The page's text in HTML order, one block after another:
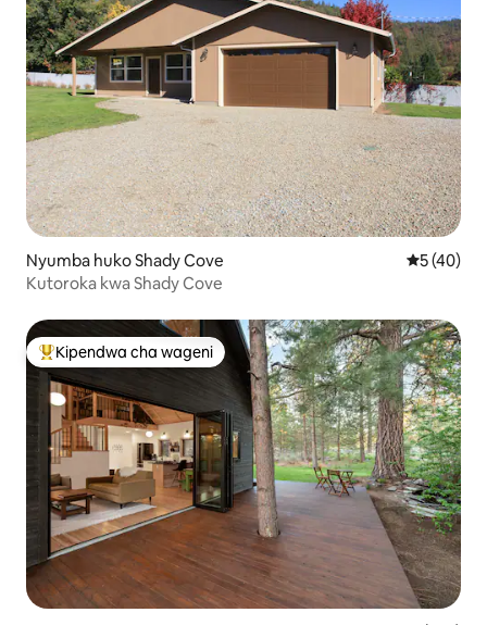
Nyumba huko Shady Cove Ukadiriaji
5 (40)
Kutoroka kwa Shady Cove
Kipendwa maarufu cha wageni
Kipendwa cha wageni